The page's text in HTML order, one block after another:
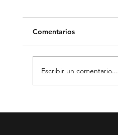
Comentarios
Escribir un comentario...